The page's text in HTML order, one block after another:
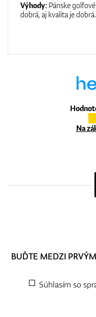
Na
Výhody: Pánske
dobrá, aj kvalita je dobrá.
BUĎTE MEDZI
Súhlasím so